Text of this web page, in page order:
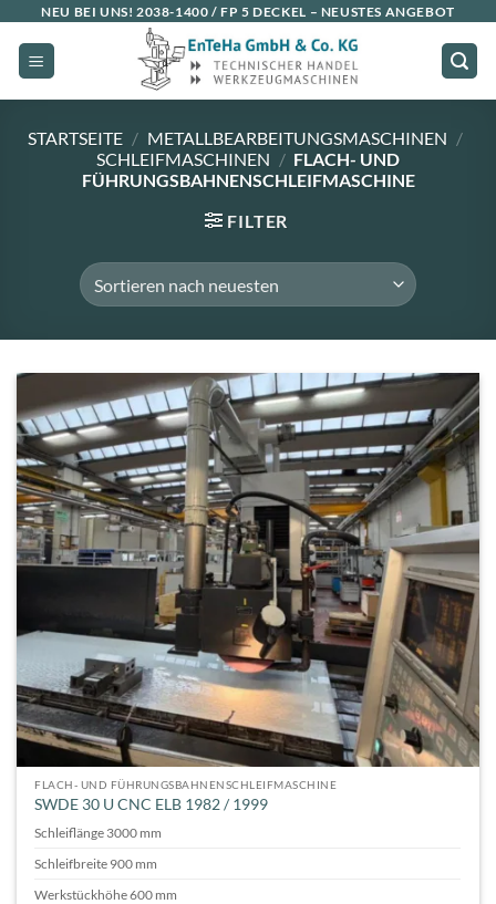
Inhalt
springen
NEU BEI UNS! 2038-1400 / FP 5 DECKEL – NEUSTES ANGEBOT
STARTSEITE / METALLBEARBEITUNGSMASCHINEN /
SCHLEIFMASCHINEN / FLACH- UND
FÜHRUNGSBAHNENSCHLEIFMASCHINE
FILTER
FLACH- UND FÜHRUNGSBAHNENSCHLEIFMASCHINE
SWDE 30 U CNC ELB 1982 / 1999
Schleiflänge 3000 mm
Schleifbreite 900 mm
Werkstückhöhe 600 mm